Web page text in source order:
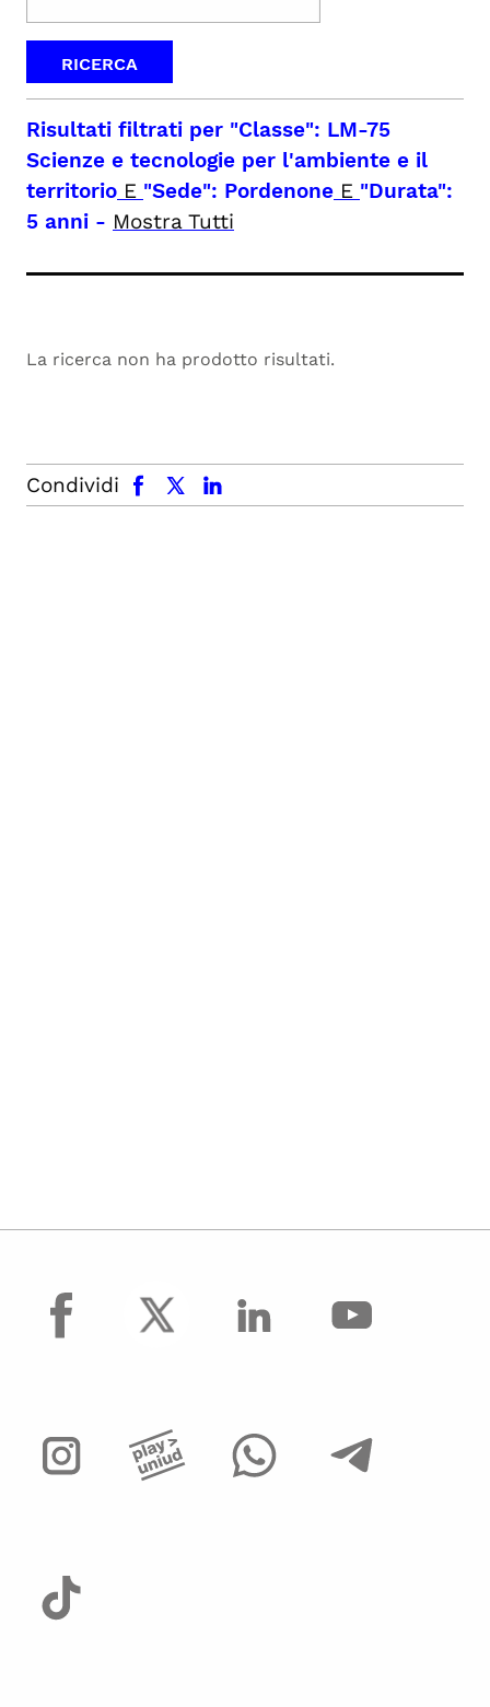
Risultati filtrati per "Classe": LM-75
Scienze e tecnologie per l'ambiente e il
territorio E "Sede": Pordenone E "Durata":
5 anni - Mostra Tutti
La ricerca non ha prodotto risultati.
Condividi
facebook x.com linkedin
facebook